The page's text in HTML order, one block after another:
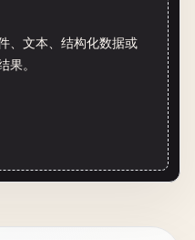
、文本、结构化数据或
果。